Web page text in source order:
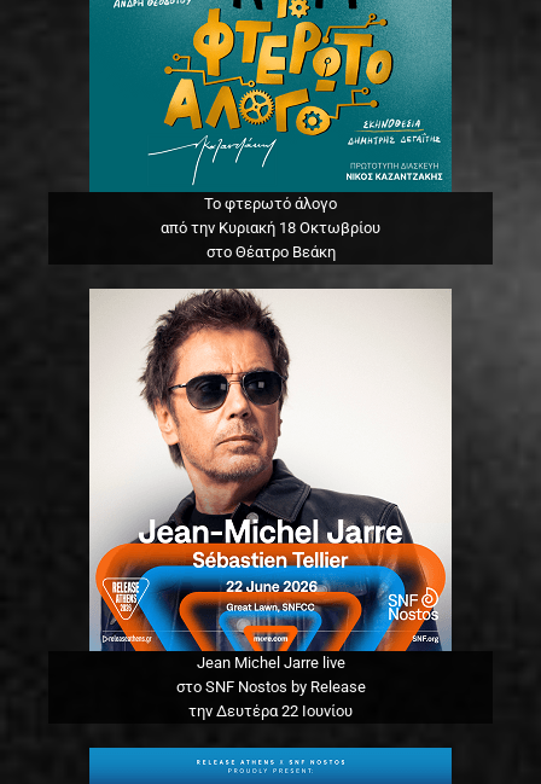
Το φτερωτό άλογο
από την Κυριακή 18 Οκτωβρίου
στο Θέατρο Βεάκη
Jean Michel Jarre live
στο SNF Nostos by Release
την Δευτέρα 22 Ιουνίου